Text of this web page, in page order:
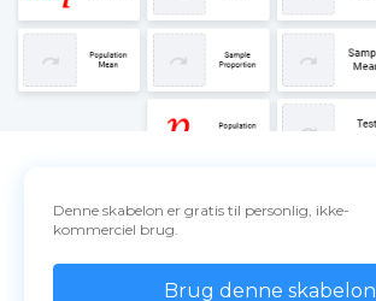
Denne skabelon er gratis til personlig, ikke-
kommerciel brug.
Brug denne skabelon